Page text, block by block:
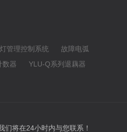
管理控制系统
故障电弧
数器
YLU-Q系列退藕器
们将在24小时内与您联系！